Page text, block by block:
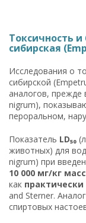
Токсичность и
сибирская
Исследования о
сибирской
аналогов, прежде
nigrum),
пероральном,
Показатель LD₅₀
животных) для
nigrum) при
10 000 мг/кг
как
and Sterner.
спиртовых